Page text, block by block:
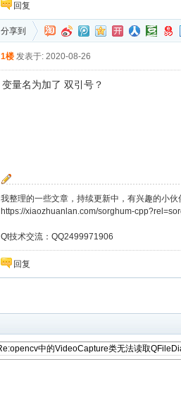
回复
分享到
1楼 发表于: 2020-08-26
变量名为加了 双引号？
我整理的一些文章，持续更新中，有兴趣的小伙
https://xiaozhuanlan.com/sorghum-
Qt技术交流：QQ2499971906
回复